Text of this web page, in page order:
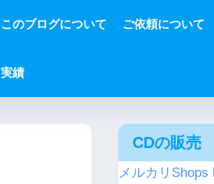
このブログについて ご依頼について
実績
CDの販売
メルカリShops